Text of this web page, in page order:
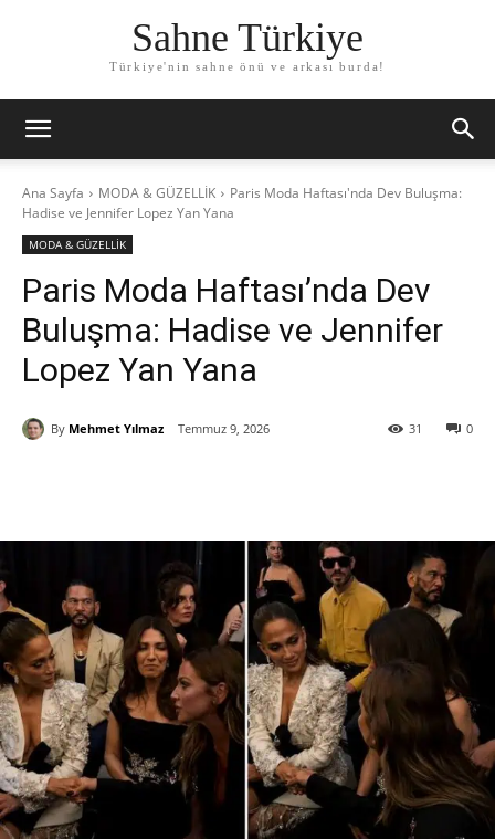
Sahne Türkiye
Türkiye'nin sahne önü ve arkası burda!
Ana Sayfa MODA & GÜZELLİK
Paris Moda Haftası'nda Dev Buluşma:
Hadise ve Jennifer Lopez Yan Yana
MODA & GÜZELLİK
Paris Moda Haftası’nda Dev
Buluşma: Hadise ve Jennifer
Lopez Yan Yana
By Mehmet Yılmaz Temmuz 9, 2026 0
31